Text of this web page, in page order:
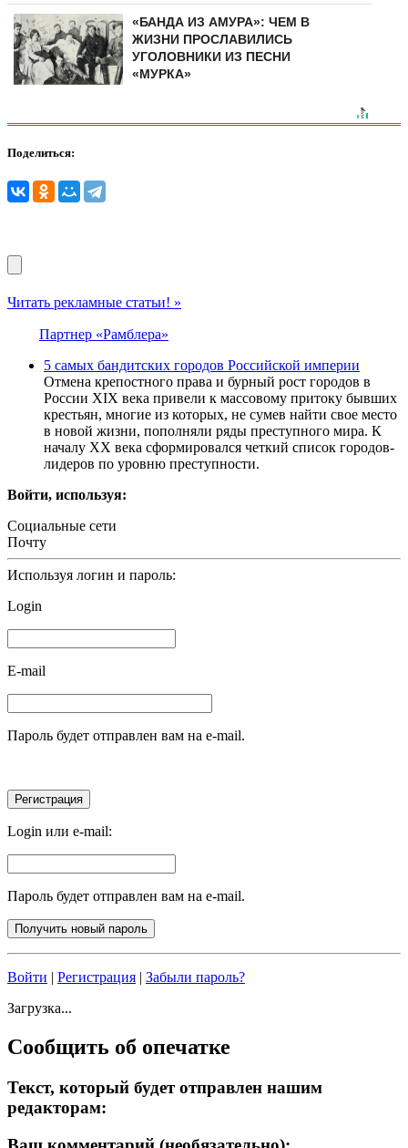
«БАНДА ИЗ АМУРА»: ЧЕМ В
ЖИЗНИ ПРОСЛАВИЛИСЬ
УГОЛОВНИКИ ИЗ ПЕСНИ
«МУРКА»
Поделиться:
Читать рекламные статьи! »
Партнер «Рамблера»
5 самых бандитских городов Российской империи
Отмена крепостного права и бурный рост городов в
России XIX века привели к массовому притоку бывших
крестьян, многие из которых, не сумев найти свое место
в новой жизни, пополняли ряды преступного мира. К
началу XX века сформировался четкий список городов-
лидеров по уровню преступности.
Войти, используя:
Социальные сети
Почту
Используя логин и пароль:
Login
E-mail
Пароль будет отправлен вам на e-mail.
Login или e-mail:
Пароль будет отправлен вам на e-mail.
Войти | Регистрация | Забыли пароль?
Загрузка...
Сообщить об опечатке
Текст, который будет отправлен нашим
редакторам: